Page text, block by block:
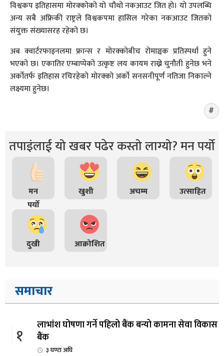
विश्वकप इतिहासमा मोरक्कोको यो चौथो नकआउट जित हो। यो उपलब्धि
अन्य सबै अफ्रिकी राष्ट्रले विश्वकपमा हासिल गरेका नकआउट जितको
संयुक्त संख्यासरह रहेको छ।
अब क्वार्टरफाइनलमा फ्रान्स र मोरक्कोबीच रोमाञ्चक प्रतिस्पर्धा हुने
भएको छ। एकातिर एम्बाप्पेको उत्कृष्ट लय कायम राख्ने चुनौती हुनेछ भने
अर्कोतर्फ इतिहास रचिरहेको मोरक्को अर्को सनसनीपूर्ण नतिजा निकाल्ने
लक्ष्यमा हुनेछ।
तपाइंलाई यो खबर पढेर कस्तो लाग्यो? मन पर्यो
मन
पर्यो
खुशी अचम्म उत्साहित
दुखी आक्रोशित
समाचार
१
लाभांश घोषणा गर्ने पहिलो बैंक बन्यो कामना सेवा विकास
बैंक
३ घण्टा अघि